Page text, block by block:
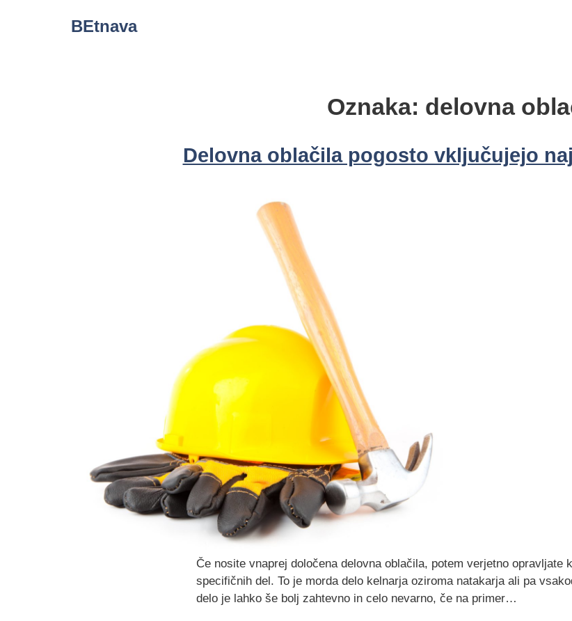
BEtnava
Oznaka: delovna
Delovna oblačila pogosto vključujejo
Če nosite vnaprej določena delovna oblačila, potem verjetno opravljate
specifičnih del. To je morda delo kelnarja oziroma natakarja ali pa
delo je lahko še bolj zahtevno in celo nevarno, če na primer…